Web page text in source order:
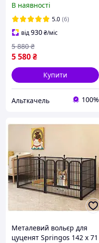
В наявності
5.0 (6)
від930₴/міс
5 580₴
5 880 ₴
Купити
Альткачель 100%
Металевий вольєр для
цуценят Springos 142 x 71